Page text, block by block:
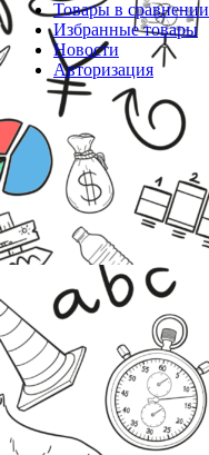
Товары в сравнении
Избранные товары
Новости
Авторизация